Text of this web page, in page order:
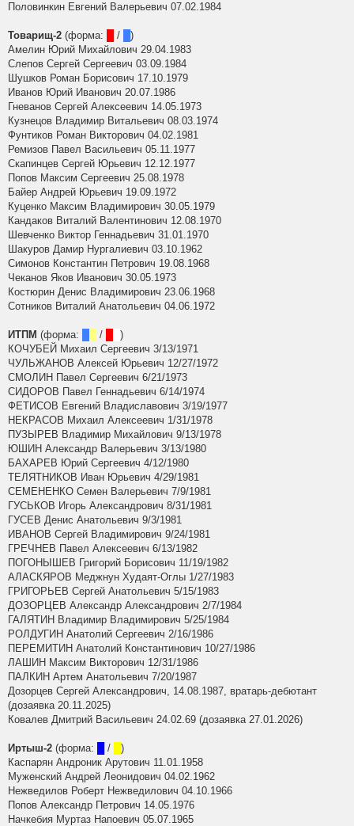
Половинкин Евгений Валерьевич 07.02.1984
Товарищ-2 (форма: /
)
Амелин Юрий Михайлович 29.04.1983
Слепов Сергей Сергеевич 03.09.1984
Шушков Роман Борисович 17.10.1979
Иванов Юрий Иванович 20.07.1986
Гневанов Сергей Алексеевич 14.05.1973
Кузнецов Владимир Витальевич 08.03.1974
Фунтиков Роман Викторович 04.02.1981
Ремизов Павел Васильевич 05.11.1977
Скапинцев Сергей Юрьевич 12.12.1977
Попов Максим Сергеевич 25.08.1978
Байер Андрей Юрьевич 19.09.1972
Куценко Максим Владимирович 30.05.1979
Кандаков Виталий Валентинович 12.08.1970
Шевченко Виктор Геннадьевич 31.01.1970
Шакуров Дамир Нургалиевич 03.10.1962
Симонов Константин Петрович 19.08.1968
Чеканов Яков Иванович 30.05.1973
Костюрин Денис Владимирович 23.06.1968
Сотников Виталий Анатольевич 04.06.1972
ИТПМ (форма: /
)
КОЧУБЕЙ Михаил Сергеевич 3/13/1971
ЧУЛЬЖАНОВ Алексей Юрьевич 12/27/1972
СМОЛИН Павел Сергеевич 6/21/1973
СИДОРОВ Павел Геннадьевич 6/14/1974
ФЕТИСОВ Евгений Владиславович 3/19/1977
НЕКРАСОВ Михаил Алексеевич 1/31/1978
ПУЗЫРЕВ Владимир Михайлович 9/13/1978
ЮШИН Александр Валерьевич 3/13/1980
БАХАРЕВ Юрий Сергеевич 4/12/1980
ТЕЛЯТНИКОВ Иван Юрьевич 4/29/1981
СЕМЕНЕНКО Семен Валерьевич 7/9/1981
ГУСЬКОВ Игорь Александрович 8/31/1981
ГУСЕВ Денис Анатольевич 9/3/1981
ИВАНОВ Сергей Владимирович 9/24/1981
ГРЕЧНЕВ Павел Алексеевич 6/13/1982
ПОГОНЫШЕВ Григорий Борисович 11/19/1982
АЛАСКЯРОВ Меджнун Худаят-Оглы 1/27/1983
ГРИГОРЬЕВ Сергей Анатольевич 5/15/1983
ДОЗОРЦЕВ Александр Александрович 2/7/1984
ГАЛЯТИН Владимир Владимирович 5/25/1984
РОЛДУГИН Анатолий Сергеевич 2/16/1986
ПЕРЕМИТИН Анатолий Константинович 10/27/1986
ЛАШИН Максим Викторович 12/31/1986
ПАЛКИН Артем Анатольевич 7/20/1987
Дозорцев Сергей Александрович, 14.08.1987, вратарь-дебютант
(дозаявка 20.11.2025)
Ковалев Дмитрий Васильевич 24.02.69 (дозаявка 27.01.2026)
Иртыш-2 (форма: /
)
Каспарян Андроник Арутович 11.01.1958
Муженский Андрей Леонидович 04.02.1962
Нежведилов Роберт Нежведилович 04.10.1966
Попов Александр Петрович 14.05.1976
Начкебия Муртаз Напоевич 05.07.1965